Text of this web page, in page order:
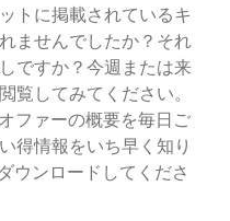
トに掲載されているキ
ませんでしたか？それ
ですか？今週または来
覧してみてください。
ファーの概要を毎日ご
得情報をいち早く知り
ウンロードしてくださ